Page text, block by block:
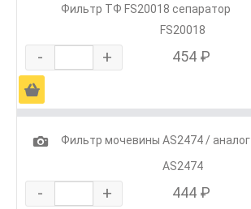
Фильтр ТФ FS20018 сепаратор
FS20018
- + 454 ₽
Ä
1
Фильтр мочевины AS2474 / аналог
AS2474
- + 444 ₽